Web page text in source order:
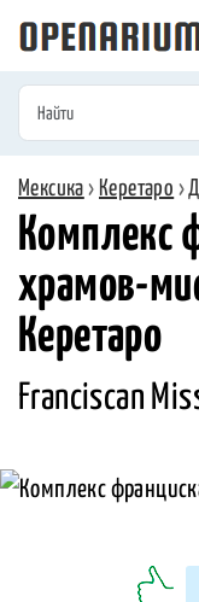
Мексика › Керетаро ›
Комплекс
храмов-
Керетаро
Franciscan